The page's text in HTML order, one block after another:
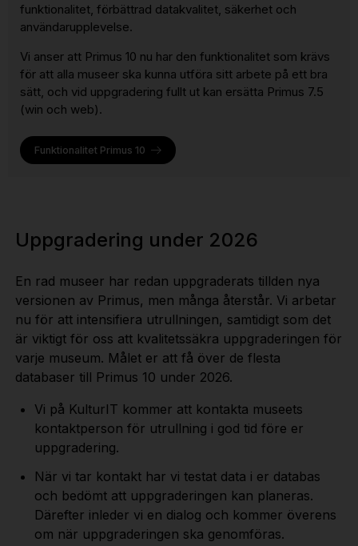
funktionalitet, förbättrad datakvalitet, säkerhet och
användarupplevelse.
Vi anser att Primus 10 nu har den funktionalitet som krävs
för att alla museer ska kunna utföra sitt arbete på ett bra
sätt, och vid uppgradering fullt ut kan ersätta Primus 7.5
(win och web).
Funktionalitet Primus 10
Uppgradering under 2026
En rad museer har redan uppgraderats tillden nya
versionen av Primus, men många återstår. Vi arbetar
nu för att intensifiera utrullningen, samtidigt som det
är viktigt för oss att kvalitetssäkra uppgraderingen för
varje museum. Målet er att få över de flesta
databaser till Primus 10 under 2026.
Vi på KulturIT kommer att kontakta museets
kontaktperson för utrullning i god tid före er
uppgradering.
När vi tar kontakt har vi testat data i er databas
och bedömt att uppgraderingen kan planeras.
Därefter inleder vi en dialog och kommer överens
om när uppgraderingen ska genomföras.